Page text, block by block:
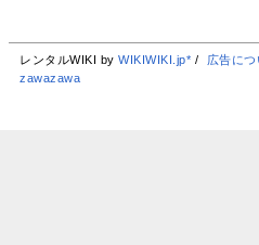
レンタルWIKI byWIKIWIKI.jp* / 広告につ
zawazawa